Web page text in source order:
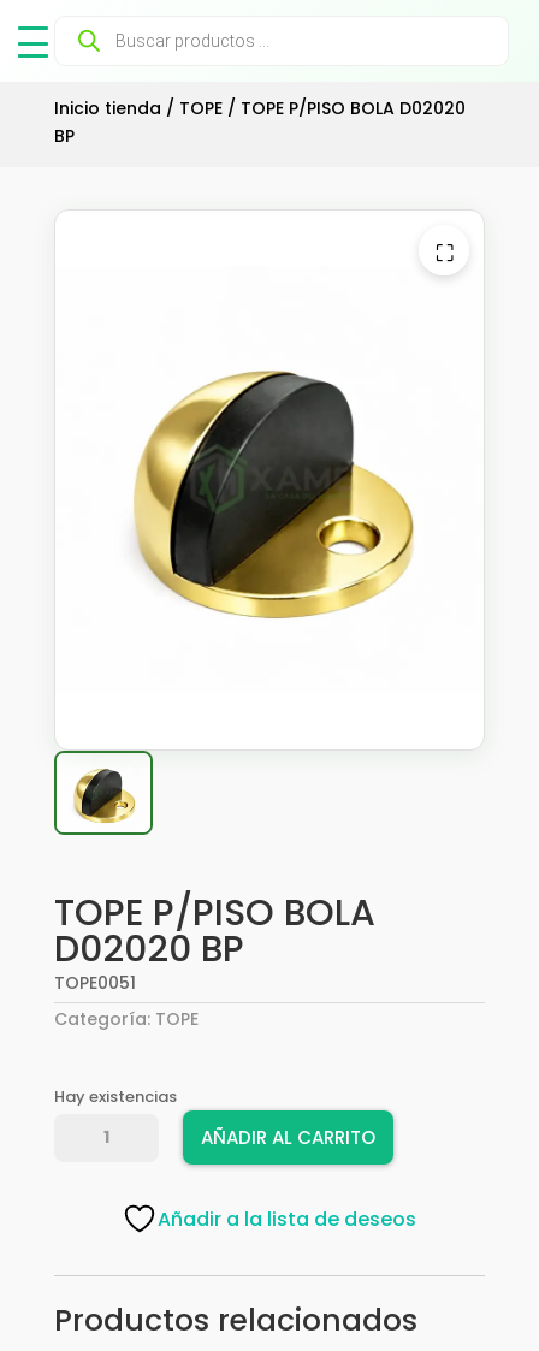
Búsqueda
productos
Inicio tienda / TOPE/ TOPE P/PISO BOLA D02020
BP
⛶
TOPE P/PISO BOLA
D02020 BP
TOPE0051
Categoría: TOPE
Hay existencias
AÑADIR AL CARRITO
Añadir a la lista de deseos
Productos relacionados